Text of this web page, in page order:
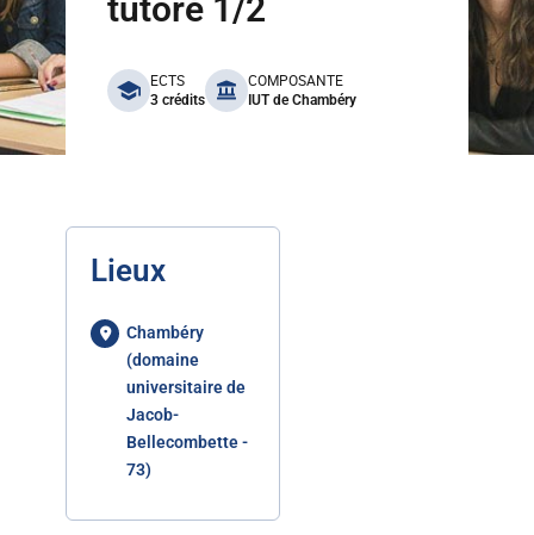
tutoré 1/2
benefits
ECTS
3 crédits
COMPOSANTE
IUT de Chambéry
Lieux
Chambéry
(domaine
universitaire de
Jacob-
Bellecombette -
73)